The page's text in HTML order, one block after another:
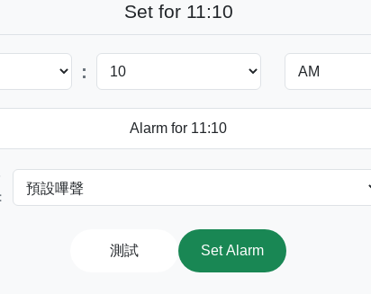
Set for 11:10
:
測試 Set Alarm